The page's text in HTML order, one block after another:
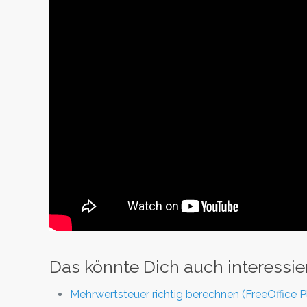
Das könnte Dich auch
Mehrwertsteuer richtig berechnen (FreeOffice